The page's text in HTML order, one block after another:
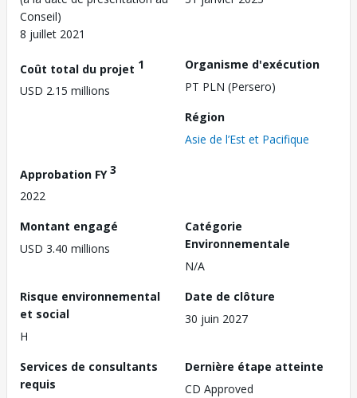
Conseil)
8 juillet 2021
Coût total du projet 1
USD 2.15 millions
Organisme d'exécution
PT PLN (Persero)
Région
Asie de l’Est et Pacifique
Approbation FY3
2022
Montant engagé
USD 3.40 millions
Catégorie
Environnementale
N/A
Risque environnemental
et social
H
Date de clôture
30 juin 2027
Services de consultants
requis
Dernière étape atteinte
CD Approved